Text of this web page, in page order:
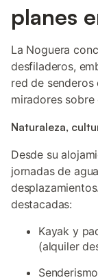
planes
La Noguera
desfiladeros,
red de
miradores sobre
Naturaleza,
Desde su
jornadas de
destacadas:
Kayak y
(alquiler